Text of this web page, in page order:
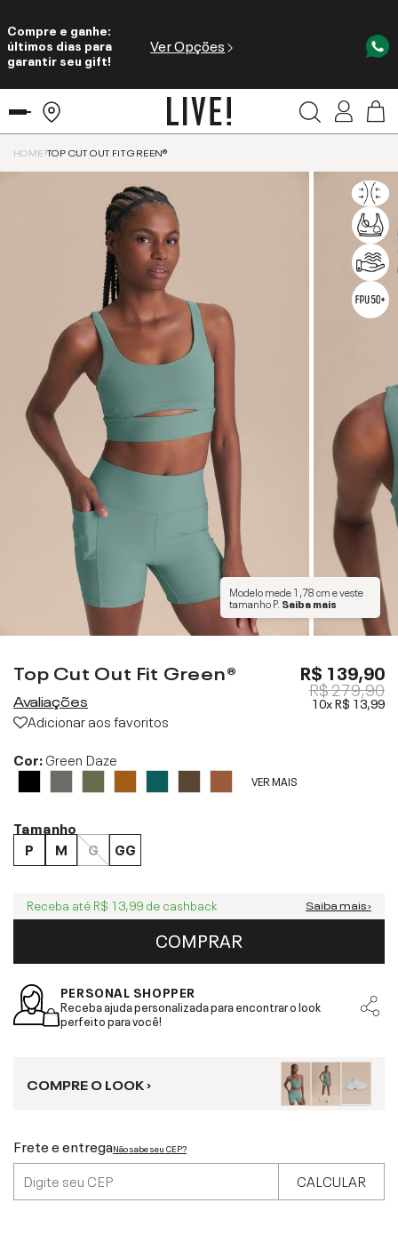
Compre e ganhe:
últimos dias para
garantir seu gift!
Ver Opções
HOME TOP CUT OUT FIT GREEN®
Carbon Neutral
Modelo mede1,78 cme veste
tamanhoP. Saiba mais
Top Cut Out Fit Green®
Avaliações
Adicionar aos favoritos
R$ 139,90
R$ 279,90
10xR$ 13,99
Cor:Green Daze
VER MAIS
Tamanho
P
M G GG
Receba até R$ 13,99 de cashback Saiba mais ›
COMPRAR
PERSONAL SHOPPER
Receba ajuda personalizada para encontrar o look
perfeito para você!
COMPRE O LOOK ›
Frete e entregaNão sabe seu CEP?
CALCULAR